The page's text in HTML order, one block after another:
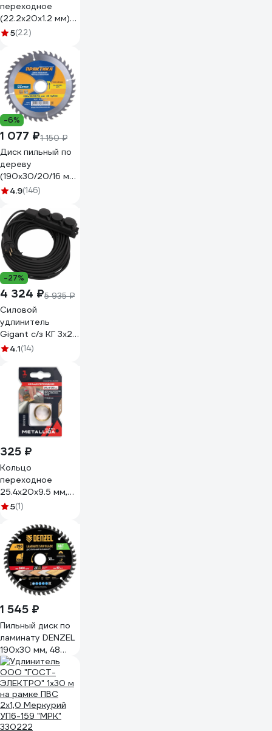
переходное
(22.2х20х1.2 мм)
DIAM 640082
5(22)
-6%
1 077 ₽1 150 ₽
Диск пильный по
дереву
(190х30/20/16 мм;
Z40) ПРАКТИКА
4.9(146)
-27%
4 324 ₽5 935 ₽
Силовой
удлинитель
Gigant с/з КГ 3x2,5
3 гнезда 30м IP44
4.1(14)
325 ₽
Кольцо
переходное
25.4х20х9.5 мм,
для бензорезов
латунь METALLICA
Ultra 903933
5(1)
1 545 ₽
Пильный диск по
ламинату DENZEL
190x30 мм, 48
зубьев 733857